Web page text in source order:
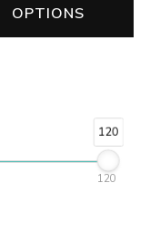
OPTIONS
a
120
120